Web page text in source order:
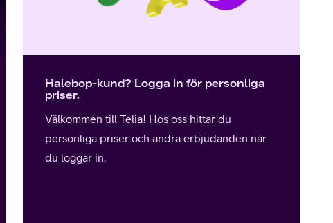
Halebop-kund? Logga in för personliga
priser.
Välkommen till Telia! Hos oss hittar du
personliga priser och andra erbjudanden när
du loggar in.